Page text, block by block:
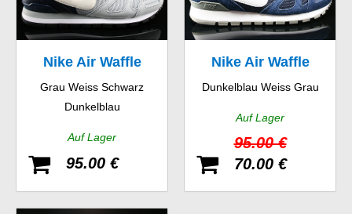
Nike Air Waffle
Trainer
Grau Weiss Schwarz
Dunkelblau
Auf Lager
95.00 €
Nike Air Waffle
Trainer
Dunkelblau Weiss Grau
Auf Lager
95.00 €
70.00 €